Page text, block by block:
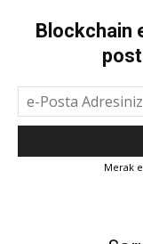
Blockchain
Merak